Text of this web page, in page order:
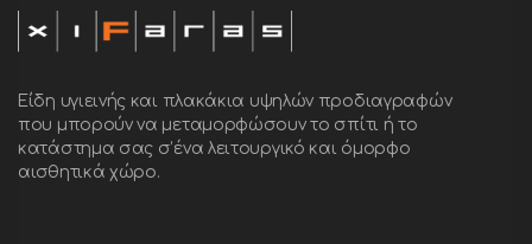
Είδη υγιεινής και πλακάκια υψηλών προδιαγραφών
που μπορούν να μεταμορφώσουν το σπίτι ή το
κατάστημα σας σ’ένα λειτουργικό και όμορφο
αισθητικά χώρο.